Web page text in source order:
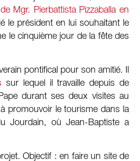
Mgr. Pierbattista Pizzaballa en
le président en lui souhaitant le
le cinquième jour de la fête des
pontifical pour son amitié. Il
sur lequel il travaille depuis de
durant ses deux visites au
promouvoir le tourisme dans la
Jourdain, où Jean-Baptiste a
Objectif : en faire un site de